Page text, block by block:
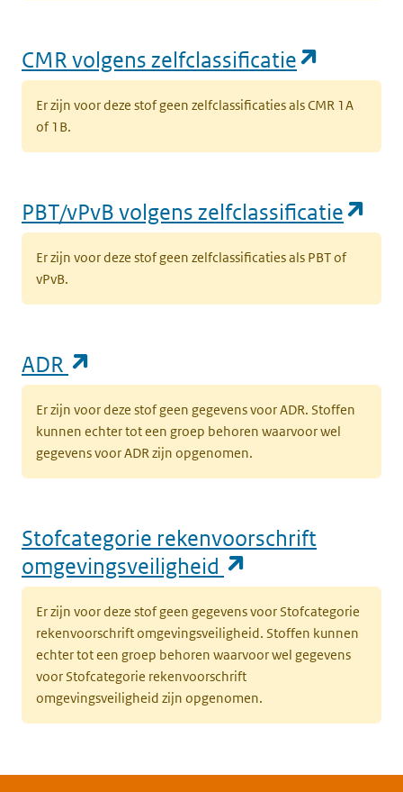
CMR volgens zelfclassificatie
Er zijn voor deze stof geen zelfclassificaties als CMR 1A
of 1B.
PBT/vPvB volgens zelfclassificatie
Er zijn voor deze stof geen zelfclassificaties als PBT of
vPvB.
ADR
Er zijn voor deze stof geen gegevens voor ADR. Stoffen
kunnen echter tot een groep behoren waarvoor wel
gegevens voor ADR zijn opgenomen.
Stofcategorie rekenvoorschrift
omgevingsveiligheid
Er zijn voor deze stof geen gegevens voor Stofcategorie
rekenvoorschrift omgevingsveiligheid. Stoffen kunnen
echter tot een groep behoren waarvoor wel gegevens
voor Stofcategorie rekenvoorschrift
omgevingsveiligheid zijn opgenomen.